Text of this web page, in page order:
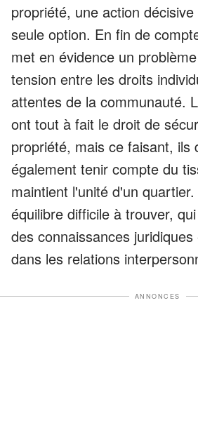
propriété, une action
seule option. En fin de
met en évidence un
tension entre les droits
attentes de la communauté.
ont tout à fait le droit de
propriété, mais ce faisant, ils
également tenir compte du
maintient l'unité d'un
équilibre difficile à trouver,
des connaissances
dans les relations
ANNONCES